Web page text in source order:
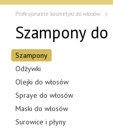
Profesjonalne kosmetyki do włosów
Szampony
Szampony
Odżywki
Olejki do włosów
Spraye do włosów
Maski do włosów
Surowice i płyny